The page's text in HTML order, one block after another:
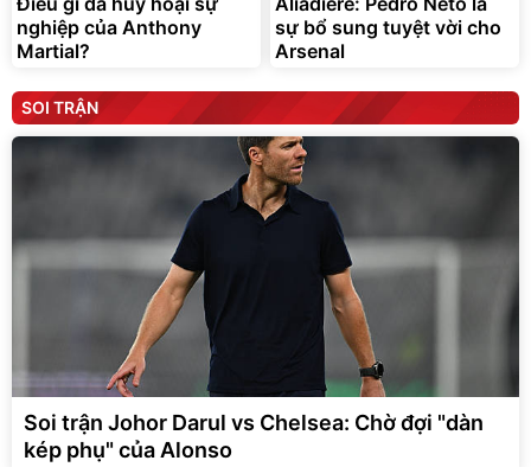
nghiệp của Anthony
Martial?
sự bổ sung tuyệt vời cho
Arsenal
SOI TRẬN
Soi trận Johor Darul vs Chelsea: Chờ đợi "dàn
kép phụ" của Alonso